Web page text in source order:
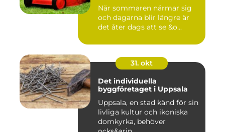
När sommaren närmar sig
och dagarna blir längre är
det åter dags att se &o...
31. okt
Det individuella
byggföretaget i Uppsala
Uppsala, en stad känd för sin
livliga kultur och ikoniska
domkyrka, behöver